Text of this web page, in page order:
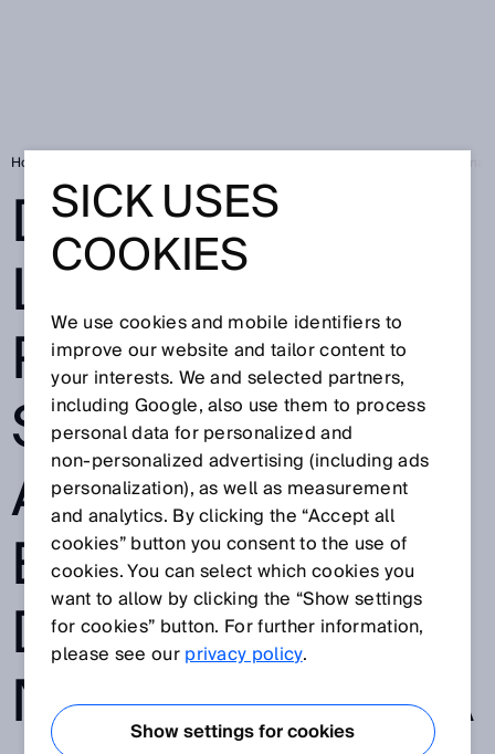
Home
DEEP
LEARNING: IL
PUNTO DI
SVOLTA PER
AUTOMAZIONE
ED EFFICIENZA
DI PRODUZIONE
NELL’INDUSTRIA
SICK USES
COOKIES
We use cookies and mobile identifiers to
improve our website and tailor content to
your interests. We and selected partners,
including Google, also use them to process
personal data for personalized and
non‑personalized advertising (including ads
personalization), as well as measurement
and analytics. By clicking the “Accept all
cookies” button you consent to the use of
cookies. You can select which cookies you
want to allow by clicking the “Show settings
for cookies” button. For further information,
please see ourprivacy policy.
Show settings for cookies